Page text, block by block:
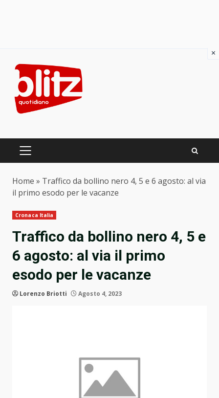
content
PRIMARY
Home » Traffico da bollino nero 4, 5 e 6 agosto: al via
il primo esodo per le vacanze
Cronaca Italia
Traffico da bollino nero 4, 5 e
6 agosto: al via il primo
esodo per le vacanze
Lorenzo Briotti Agosto 4, 2023
×